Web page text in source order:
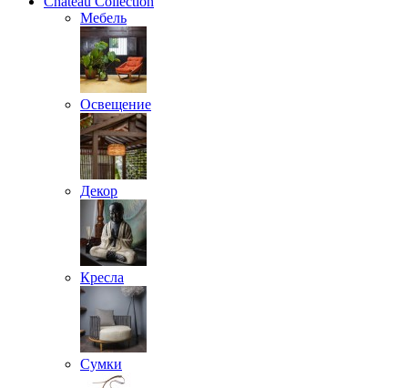
Мебель
Освещение
Декор
Кресла
Сумки